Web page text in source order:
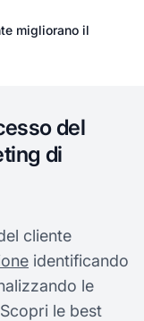
migliorano il
del
di
cliente
identificando
le
le best